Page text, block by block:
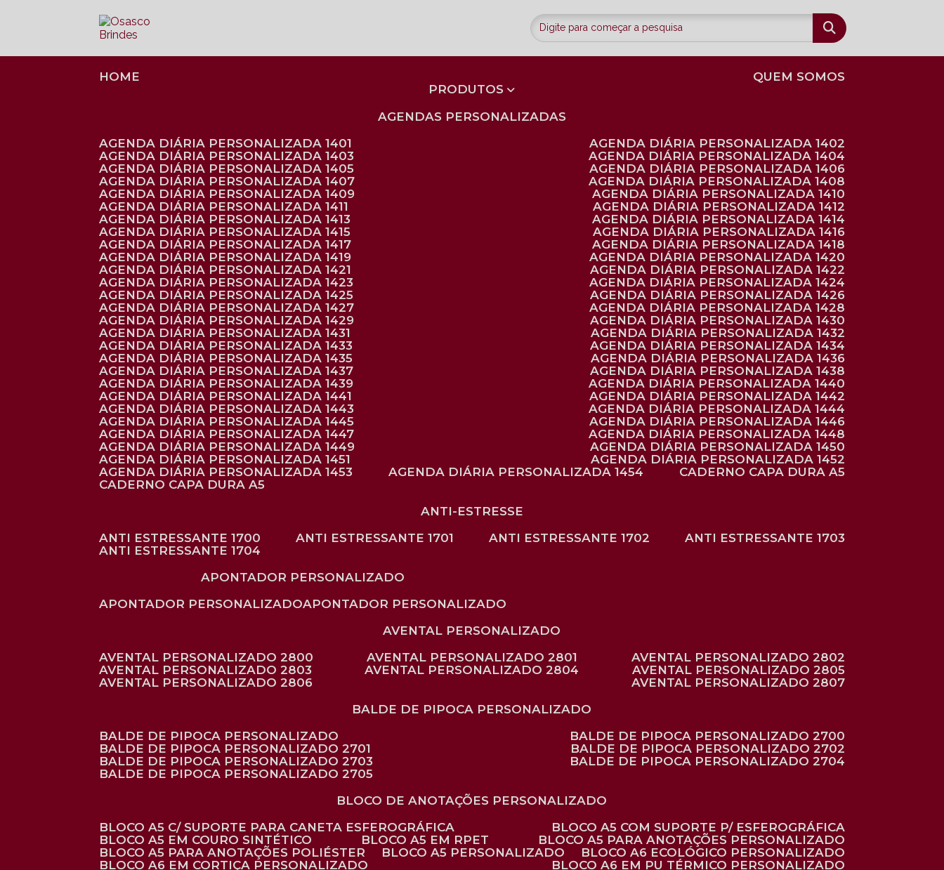
HOME
QUEM SOMOS
PRODUTOS
AGENDAS PERSONALIZADAS
AGENDA DIÁRIA PERSONALIZADA 1401
AGENDA DIÁRIA PERSONALIZADA 1402
AGENDA DIÁRIA PERSONALIZADA 1403
AGENDA DIÁRIA PERSONALIZADA 1404
AGENDA DIÁRIA PERSONALIZADA 1405
AGENDA DIÁRIA PERSONALIZADA 1406
AGENDA DIÁRIA PERSONALIZADA 1407
AGENDA DIÁRIA PERSONALIZADA 1408
AGENDA DIÁRIA PERSONALIZADA 1409
AGENDA DIÁRIA PERSONALIZADA 1410
AGENDA DIÁRIA PERSONALIZADA 1411
AGENDA DIÁRIA PERSONALIZADA 1412
AGENDA DIÁRIA PERSONALIZADA 1413
AGENDA DIÁRIA PERSONALIZADA 1414
AGENDA DIÁRIA PERSONALIZADA 1415
AGENDA DIÁRIA PERSONALIZADA 1416
AGENDA DIÁRIA PERSONALIZADA 1417
AGENDA DIÁRIA PERSONALIZADA 1418
AGENDA DIÁRIA PERSONALIZADA 1419
AGENDA DIÁRIA PERSONALIZADA 1420
AGENDA DIÁRIA PERSONALIZADA 1421
AGENDA DIÁRIA PERSONALIZADA 1422
AGENDA DIÁRIA PERSONALIZADA 1423
AGENDA DIÁRIA PERSONALIZADA 1424
AGENDA DIÁRIA PERSONALIZADA 1425
AGENDA DIÁRIA PERSONALIZADA 1426
AGENDA DIÁRIA PERSONALIZADA 1427
AGENDA DIÁRIA PERSONALIZADA 1428
AGENDA DIÁRIA PERSONALIZADA 1429
AGENDA DIÁRIA PERSONALIZADA 1430
AGENDA DIÁRIA PERSONALIZADA 1431
AGENDA DIÁRIA PERSONALIZADA 1432
AGENDA DIÁRIA PERSONALIZADA 1433
AGENDA DIÁRIA PERSONALIZADA 1434
AGENDA DIÁRIA PERSONALIZADA 1435
AGENDA DIÁRIA PERSONALIZADA 1436
AGENDA DIÁRIA PERSONALIZADA 1437
AGENDA DIÁRIA PERSONALIZADA 1438
AGENDA DIÁRIA PERSONALIZADA 1439
AGENDA DIÁRIA PERSONALIZADA 1440
AGENDA DIÁRIA PERSONALIZADA 1441
AGENDA DIÁRIA PERSONALIZADA 1442
AGENDA DIÁRIA PERSONALIZADA 1443
AGENDA DIÁRIA PERSONALIZADA 1444
AGENDA DIÁRIA PERSONALIZADA 1445
AGENDA DIÁRIA PERSONALIZADA 1446
AGENDA DIÁRIA PERSONALIZADA 1447
AGENDA DIÁRIA PERSONALIZADA 1448
AGENDA DIÁRIA PERSONALIZADA 1449
AGENDA DIÁRIA PERSONALIZADA 1450
AGENDA DIÁRIA PERSONALIZADA 1451
AGENDA DIÁRIA PERSONALIZADA 1452
AGENDA DIÁRIA PERSONALIZADA 1453
AGENDA DIÁRIA PERSONALIZADA 1454
CADERNO CAPA DURA A5
CADERNO CAPA DURA A5
ANTI-ESTRESSE
ANTI ESTRESSANTE 1700
ANTI ESTRESSANTE 1701 ANTI ESTRESSANTE 1702
ANTI ESTRESSANTE 1703
ANTI ESTRESSANTE 1704
APONTADOR PERSONALIZADO
APONTADOR PERSONALIZADO
APONTADOR PERSONALIZADO
AVENTAL PERSONALIZADO
AVENTAL PERSONALIZADO 2800
AVENTAL PERSONALIZADO 2801
AVENTAL PERSONALIZADO 2802
AVENTAL PERSONALIZADO 2803
AVENTAL PERSONALIZADO 2804
AVENTAL PERSONALIZADO 2805
AVENTAL PERSONALIZADO 2806
AVENTAL PERSONALIZADO 2807
BALDE DE PIPOCA PERSONALIZADO
BALDE DE PIPOCA PERSONALIZADO
BALDE DE PIPOCA PERSONALIZADO 2700
BALDE DE PIPOCA PERSONALIZADO 2701
BALDE DE PIPOCA PERSONALIZADO 2702
BALDE DE PIPOCA PERSONALIZADO 2703
BALDE DE PIPOCA PERSONALIZADO 2704
BALDE DE PIPOCA PERSONALIZADO 2705
BLOCO DE ANOTAÇÕES PERSONALIZADO
BLOCO A5 C/ SUPORTE PARA CANETA ESFEROGRÁFICA
BLOCO A5 COM SUPORTE P/ ESFEROGRÁFICA
BLOCO A5 EM COURO SINTÉTICO
BLOCO A5 EM RPET
BLOCO A5 PARA ANOTAÇÕES PERSONALIZADO
BLOCO A5 PARA ANOTAÇÕES POLIÉSTER
BLOCO A5 PERSONALIZADO
BLOCO A6 ECOLÓGICO PERSONALIZADO
BLOCO A6 EM CORTIÇA PERSONALIZADO
BLOCO A6 EM PU TÉRMICO PERSONALIZADO